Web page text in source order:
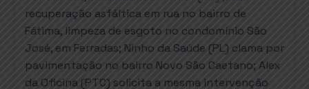
recuperação asfáltica em rua no bairro de
Fátima, limpeza de esgoto no condomínio São
José, em Ferradas; Ninho da Saúde (PL) clama por
pavimentação no bairro Novo São Caetano; Alex
da Oficina (PTC) solicita a mesma intervenção